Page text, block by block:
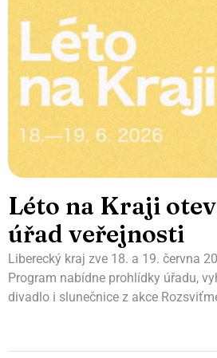
Léto na Kraji
úřad veřejnosti
Liberecký kraj zve 18. a 19. června
Program nabídne prohlídky úřadu,
divadlo i slunečnice z akce